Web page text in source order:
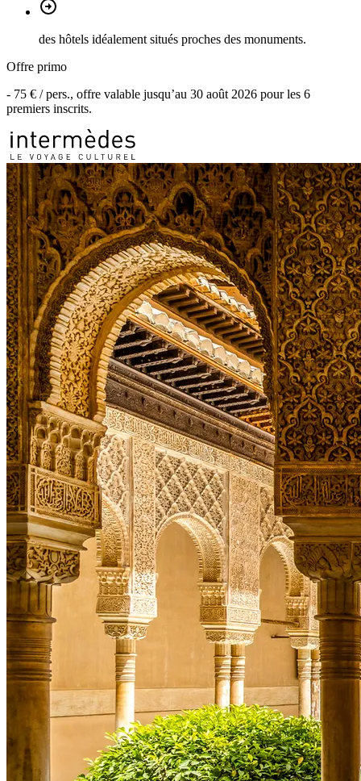
des hôtels idéalement situés proches des monuments.
Offre primo
- 75 € / pers., offre valable jusqu’au 30 août 2026 pour les 6
premiers inscrits.